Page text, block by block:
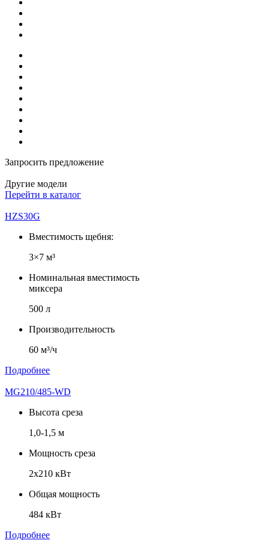
Запросить предложение
Другие модели
Перейти в каталог
HZS30G
Вместимость щебня:
3×7 м³
Номинальная вместимость
миксера
500 л
Производительность
60 м³/ч
Подробнее
MG210/485-WD
Высота среза
1,0-1,5 м
Мощность среза
2x210 кВт
Общая мощность
484 кВт
Подробнее